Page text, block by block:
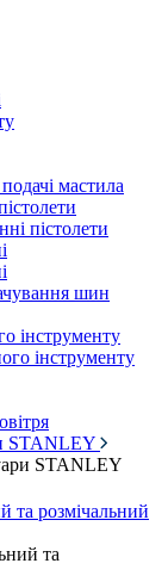
мастила
пістолети
шин
інструменту
інструменту
STANLEY
STANLEY
та розмічальний
та